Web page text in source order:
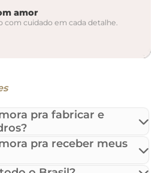
amor
com cuidado em cada detalhe.
pra fabricar e
pra receber meus